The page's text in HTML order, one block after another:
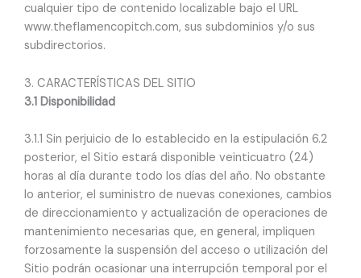
cualquier tipo de contenido localizable bajo el URL
www.theflamencopitch.com, sus subdominios y/o sus
subdirectorios.
3. CARACTERÍSTICAS DEL SITIO
3.1 Disponibilidad
3.1.1 Sin perjuicio de lo establecido en la estipulación 6.2
posterior, el Sitio estará disponible veinticuatro (24)
horas al día durante todo los días del año. No obstante
lo anterior, el suministro de nuevas conexiones, cambios
de direccionamiento y actualización de operaciones de
mantenimiento necesarias que, en general, impliquen
forzosamente la suspensión del acceso o utilización del
Sitio podrán ocasionar una interrupción temporal por el